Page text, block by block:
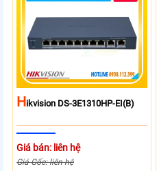
HIkvision DS-3E1310HP-EI(B)
Giá bán: liên hệ
Giá Gốc: liên hệ